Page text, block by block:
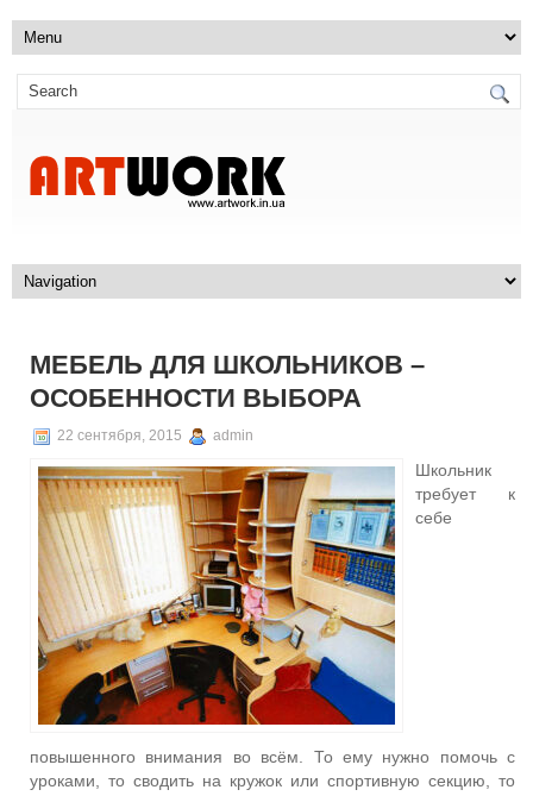
МЕБЕЛЬ ДЛЯ ШКОЛЬНИКОВ –
ОСОБЕННОСТИ ВЫБОРА
22 сентября, 2015 admin
Школьник
требует к
себе
повышенного внимания во всём. То ему нужно помочь с
уроками, то сводить на кружок или спортивную секцию, то